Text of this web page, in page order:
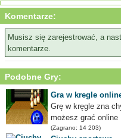
Komentarze:
Musisz się zarejestrować, a
komentarze.
Podobne Gry:
Gra w kregle
Grę w kręgle zna
możesz grać online
(Zagrano: 14 203)